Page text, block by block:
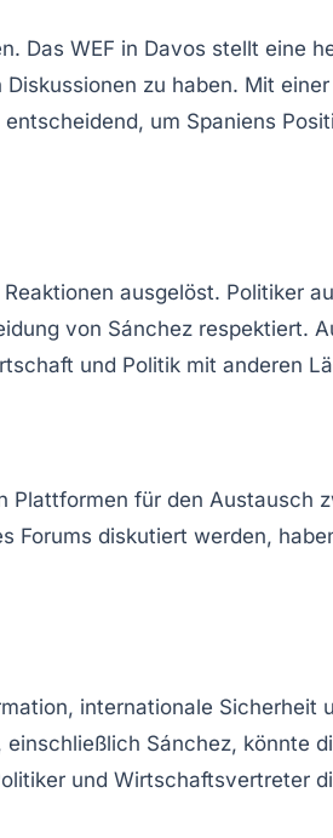
Das WEF in Davos stellt eine
zu haben. Mit
um Spaniens
ausgelöst. Politiker
von Sánchez respektiert.
und Politik mit anderen
für den Austausch
Forums diskutiert werden,
internationale Sicherheit
Sánchez, könnte
und Wirtschaftsvertreter